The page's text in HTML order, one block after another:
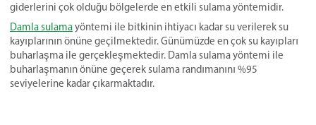
giderlerini çok olduğu bölgelerde en etkili sulama yöntemidir.
Damla sulamayöntemi ile bitkinin ihtiyacı kadar su verilerek su
kayıplarının önüne geçilmektedir. Günümüzde en çok su kayıpları
buharlaşma ile gerçekleşmektedir. Damla sulama yöntemi ile
buharlaşmanın önüne geçerek sulama randımanını %95
seviyelerine kadar çıkarmaktadır.